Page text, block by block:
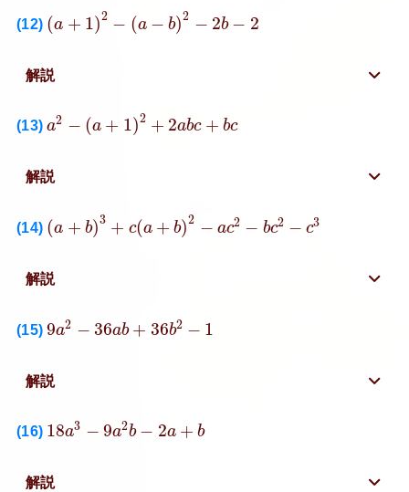
(12) (a + 1)2 − (a − b)2 − 2b − 2
( 2 − − −2b
解説
(13) a2 − (a + 1)2 + 2abc + bc
a2 a 2 +2 bc +
解説
(14) (a + b)3 + c(a + b)2 − ac2 − bc2 − c3
( )3+ + 2− a bc −c 3
解説
(15) 9a2 − 36ab + 36b2 − 1
9 a2 36a b +36b2−
解説
(16) 18a3 − 9a2b − 2a + b
18 a3 9a 2b 2a b
解説